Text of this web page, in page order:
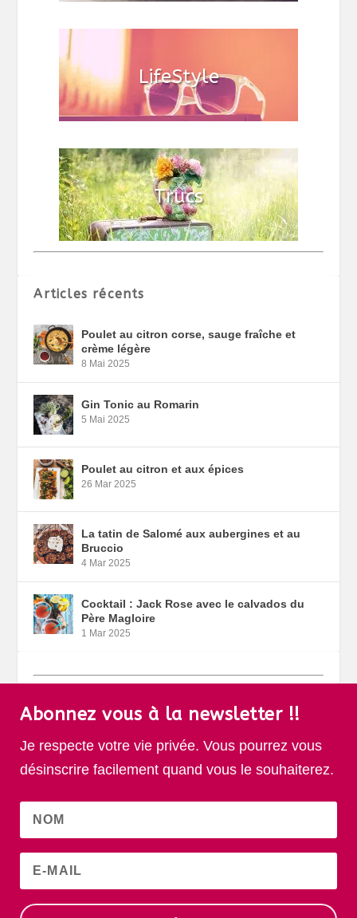
Articles récents
Poulet au citron corse, sauge fraîche et
crème légère
8 Mai 2025
Gin Tonic au Romarin
5 Mai 2025
Poulet au citron et aux épices
26 Mar 2025
La tatin de Salomé aux aubergines et au
Bruccio
4 Mar 2025
Cocktail : Jack Rose avec le calvados du
Père Magloire
1 Mar 2025
Abonnez vous à la newsletter !!
Je respecte votre vie privée. Vous pourrez vous
désinscrire facilement quand vous le souhaiterez.